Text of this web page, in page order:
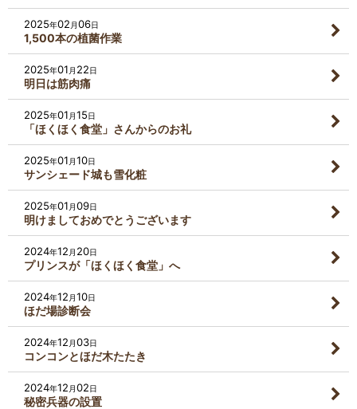
2025年02 月06日
1,500本の植菌作業
2025年01 月 22日
明日は筋肉痛
2025年01 月15日
「ほくほく食堂」さんからのお礼
2025年01 月10日
サンシェード城も雪化粧
2025年01 月09日
明けましておめでとうございます
2024年12 月 20日
プリンスが「ほくほく食堂」へ
2024年12 月10日
ほだ場診断会
2024年12 月03日
コンコンとほだ木たたき
2024年12 月02日
秘密兵器の設置